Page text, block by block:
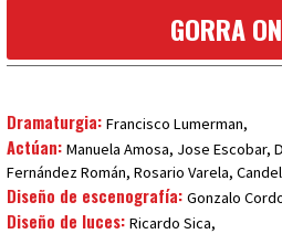
GORRA
Dramaturgia: Francisco Lumerman,
Actúan: Manuela Amosa, Jose Escobar,
Fernández Román, Rosario Varela,
Diseño de escenografía: Gonzalo
Diseño de luces: Ricardo Sica,